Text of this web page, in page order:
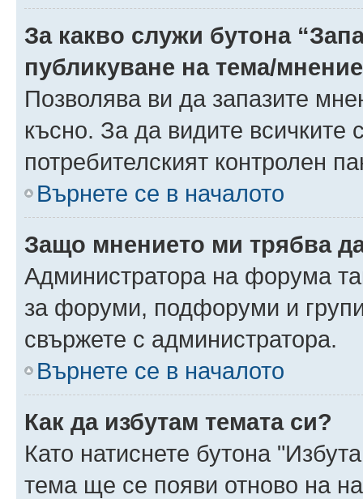
За какво служи бутона
публикуване на тема/
Позволява ви да запазите
късно. За да видите всичките
потребителският контролен
Върнете се в началото
Защо мнението ми трябва
Администратора на форума
за форуми, подфоруми и
свържете с администратора.
Върнете се в началото
Как да избутам темата си?
Като натиснете бутона
тема ще се появи отново на